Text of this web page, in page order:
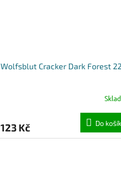
Wolfsblut Cracker Dark Forest
123 Kč Do